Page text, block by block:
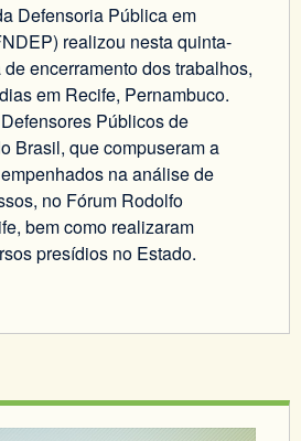
Defensoria Pública em
realizou nesta quinta-
encerramento dos trabalhos,
em Recife, Pernambuco.
Públicos de
Brasil, que compuseram a
na análise de
no Fórum Rodolfo
bem como realizaram
presídios no Estado.